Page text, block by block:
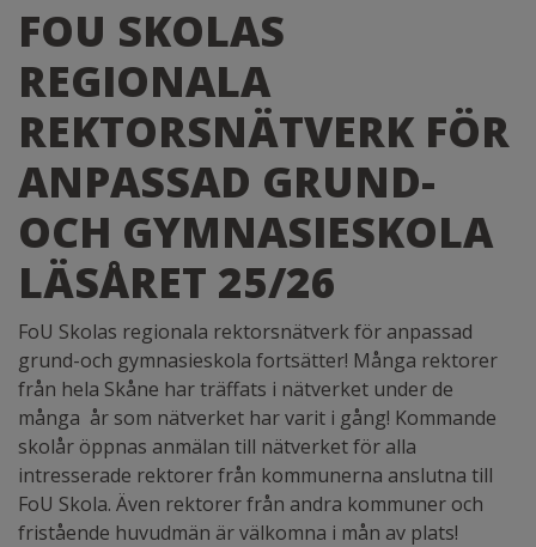
FOU SKOLAS
REGIONALA
REKTORSNÄTVERK FÖR
ANPASSAD GRUND-
OCH GYMNASIESKOLA
LÄSÅRET 25/26
FoU Skolas regionala rektorsnätverk för anpassad
grund-och gymnasieskola fortsätter! Många rektorer
från hela Skåne har träffats i nätverket under de
många år som nätverket har varit i gång! Kommande
skolår öppnas anmälan till nätverket för alla
intresserade rektorer från kommunerna anslutna till
FoU Skola. Även rektorer från andra kommuner och
fristående huvudmän är välkomna i mån av plats!